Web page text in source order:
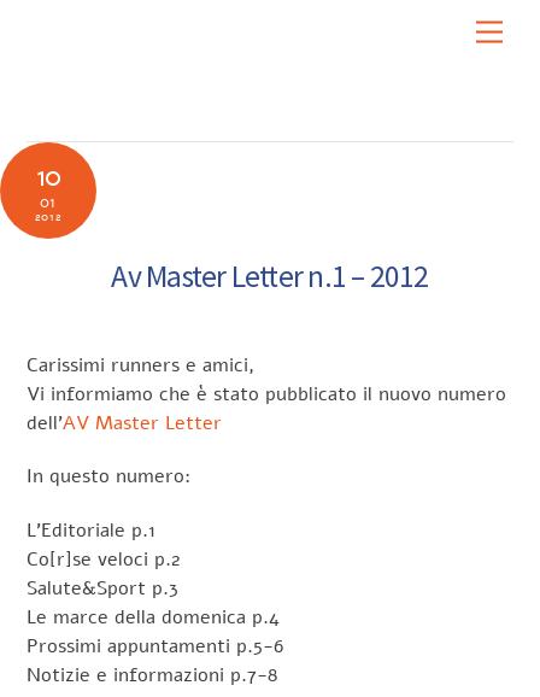
10
01
2012
Av Master Letter n.1 – 2012
Carissimi runners e amici,
Vi informiamo che è stato pubblicato il nuovo numero
dell’AV Master Letter
In questo numero:
L’Editoriale p.1
Co[r]se veloci p.2
Salute&Sport p.3
Le marce della domenica p.4
Prossimi appuntamenti p.5-6
Notizie e informazioni p.7-8